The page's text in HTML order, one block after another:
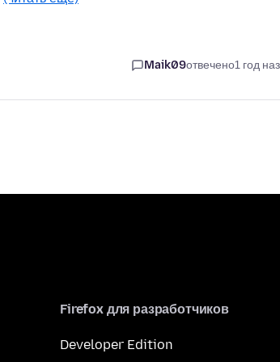
Maik09отвечено1 год
Firefox для разработчиков
Developer Edition